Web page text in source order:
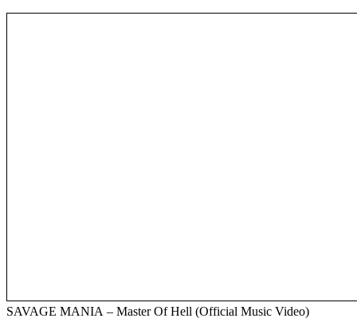
SAVAGE MANIA – Master Of Hell (Official Music Video)